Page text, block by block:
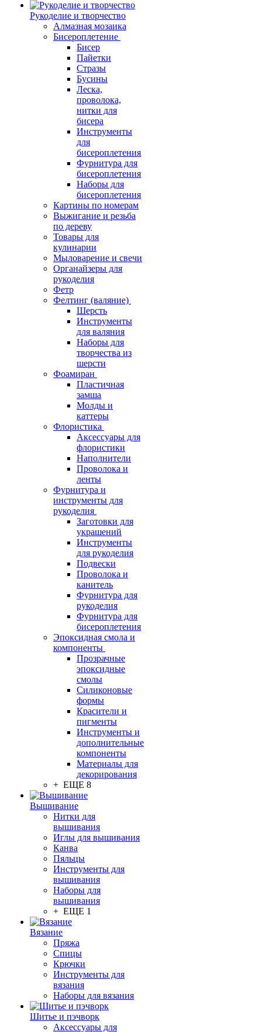
Рукоделие и творчество
Алмазная мозаика
Бисероплетение
Бисер
Пайетки
Стразы
Бусины
Леска,
проволока,
нитки для
бисера
Инструменты
для
бисероплетения
Фурнитура для
бисероплетения
Наборы для
бисероплетения
Картины по номерам
Выжигание и резьба
по дереву
Товары для
кулинарии
Мыловарение и свечи
Органайзеры для
рукоделия
Фетр
Фелтинг (валяние)
Шерсть
Инструменты
для валяния
Наборы для
творчества из
шерсти
Фоамиран
Пластичная
замша
Молды и
каттеры
Флористика
Аксессуары для
флористики
Наполнители
Проволока и
ленты
Фурнитура и
инструменты для
рукоделия
Заготовки для
украшений
Инструменты
для рукоделия
Подвески
Проволока и
канитель
Фурнитура для
рукоделия
Фурнитура для
бисероплетения
Эпоксидная смола и
компоненты
Прозрачные
эпоксидные
смолы
Силиконовые
формы
Красители и
пигменты
Инструменты и
дополнительные
компоненты
Материалы для
декорирования
+ ЕЩЕ 8
Вышивание
Нитки для
вышивания
Иглы для вышивания
Канва
Пяльцы
Инструменты для
вышивания
Наборы для
вышивания
+ ЕЩЕ 1
Вязание
Пряжа
Спицы
Крючки
Инструменты для
вязания
Наборы для вязания
Шитье и пэчворк
Аксессуары для